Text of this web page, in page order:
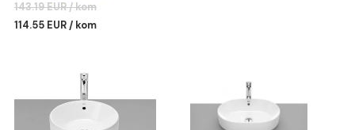
WC šolja Roca GAP konzolna -
bez wc daske
Ušteda :
28.64 EUR
Lavabo Roca GAP 100X46
konzolni LH
182.07 EUR / kom